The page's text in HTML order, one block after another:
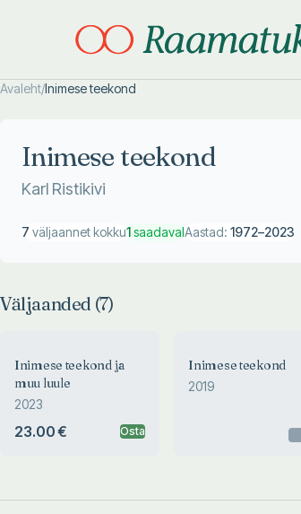
Avaleht/Inimese teekond
Inimese teekond
Karl Ristikivi
7 väljaannet kokku1saadavalAastad: 1972–2023
Väljaanded (7)
Inimese teekond ja
muu luule
2023
23.00 € Osta
Inimese teekond
2019